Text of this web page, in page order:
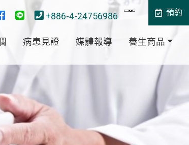
預約
+886-4-24756986
病患見證 媒體報導 養生商品